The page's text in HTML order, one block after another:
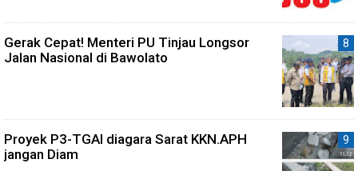
Gerak Cepat! Menteri PU Tinjau Longsor
Jalan Nasional di Bawolato
Proyek P3-TGAI diagara Sarat KKN.APH
jangan Diam